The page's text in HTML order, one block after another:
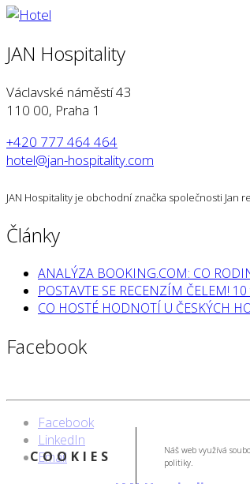
COOKIES Náš web využívá
politiky.
JAN Hospitality
Václavské náměstí 43
110 00, Praha 1
+420 777 464 464
hotel@jan-hospitality.com
JAN Hospitality je obchodní značka společnosti Jan
Články
ANALÝZA BOOKING.COM: CO
POSTAVTE SE RECENZÍM ČELEM!
CO HOSTÉ HODNOTÍ U ČESKÝCH
Facebook
Facebook
LinkedIn
Email